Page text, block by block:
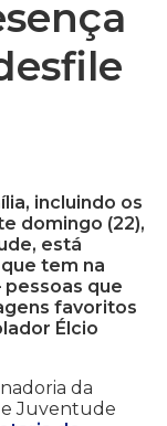
incluindo os
domingo (22),
está
tem na
que
favoritos
Élcio
da
Juventude